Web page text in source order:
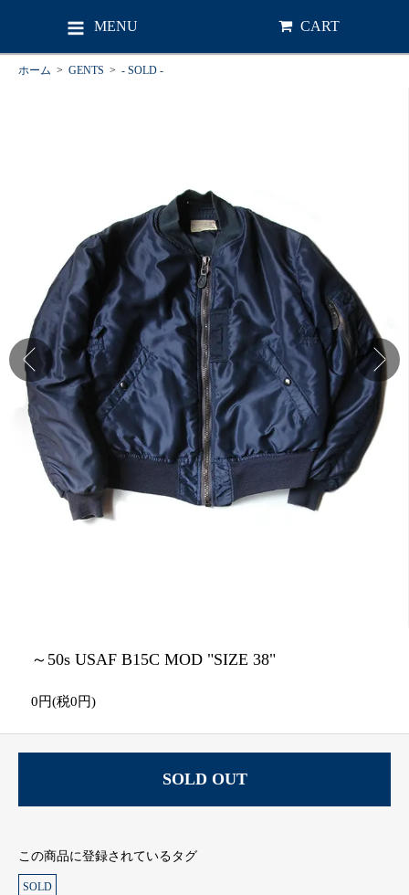
MENU CART
ホーム > GENTS > - SOLD -
～50s USAF B15C MOD "SIZE 38"
0円(税0円)
SOLD OUT
この商品に登録されているタグ
SOLD